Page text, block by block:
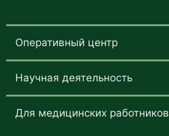
Оперативный центр
Научная деятельность
Для медицинских работников